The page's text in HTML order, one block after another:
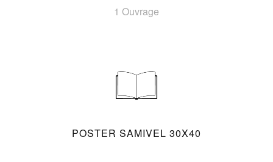
1 Ouvrage
POSTER SAMIVEL 30X40